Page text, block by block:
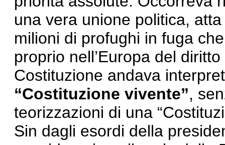
una vera unione politica,
milioni di profughi in fuga
proprio nell’Europa del
Costituzione andava
“Costituzione vivente”,
teorizzazioni di una
Sin dagli esordi della